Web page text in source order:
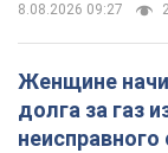
8.08.2026 09:27
Женщине
долга за газ
неисправного